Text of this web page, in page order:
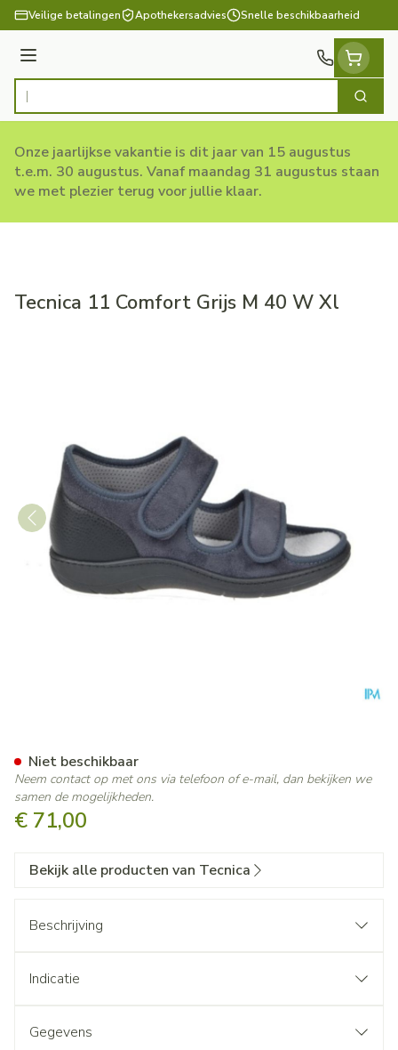
Ga naar de inhoud
Veilige betalingen Apothekersadvies Snelle beschikbaarheid
Menu
Product, merk, categorie... Zoek
Onze jaarlijkse vakantie is dit jaar van 15 augustus
t.e.m. 30 augustus. Vanaf maandag 31 augustus staan
we met plezier terug voor jullie klaar.
Tecnica 11 Comfort Grijs M 40 W Xl
€ 71,00
Niet beschikbaar
Neem contact op met ons via telefoon of e-mail, dan bekijken we
samen de mogelijkheden.
Bekijk alle producten van Tecnica
Beschrijving
Indicatie
Gegevens